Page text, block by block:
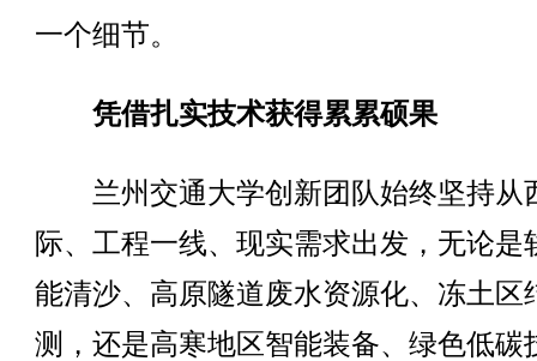
一个细节。
凭借扎实技术获得累累硕果
兰州交通大学创新团队始终坚持从
际、工程一线、现实需求出发，无论是
能清沙、高原隧道废水资源化、冻土区
测，还是高寒地区智能装备、绿色低碳